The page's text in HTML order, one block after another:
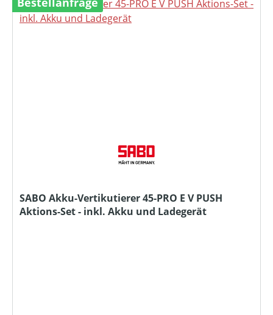
SABO Akku-Vertikutierer 45-PRO E V PUSH
Aktions-Set - inkl. Akku und Ladegerät